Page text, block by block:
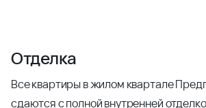
Отделка
Все квартиры в жилом квартале
сдаются с полной внутренней